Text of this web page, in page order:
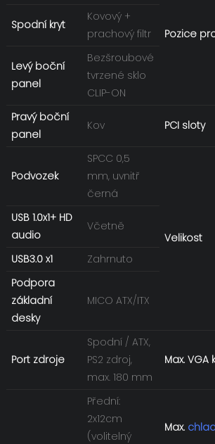
Pozice
Spodní kryt
Kovový +
prachový filtr
Levý boční
panel
Bezšroubové
tvrzené sklo
CLIP-ON
Pravý boční
panel
Kov PCI sloty
Podvozek
SPCC 0,5
mm, uvnitř
černá
Velikost
USB 1.0x1+ HD
audio
Včetně
USB3.0 x1 Zahrnuto
Podpora
základní
desky
MICO ATX/ITX
Port zdroje
Spodní / ATX,
PS2 zdroj,
max. 180 mm
Max. VGA
Přední:
2x12cm
(volitelný
Max.